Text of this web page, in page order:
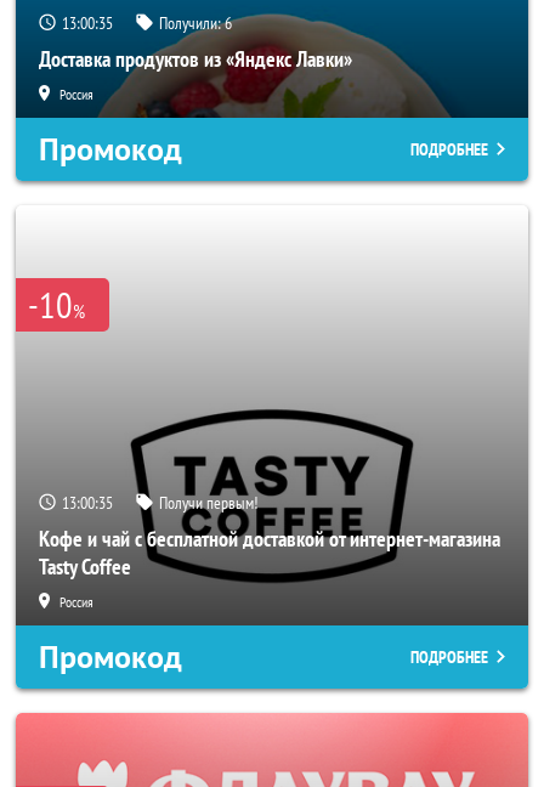
13:00:33 Получили:6
Доставка продуктов из «Яндекс Лавки»
Россия
Промокод ПОДРОБНЕЕ
-10%
13:00:33 Получи первым!
Кофе и чай с бесплатной доставкой от интернет-магазина
Tasty Coffee
Россия
Промокод ПОДРОБНЕЕ